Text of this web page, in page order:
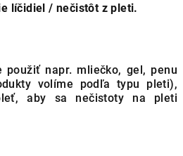
líčidiel / nečistôt z pleti.
použiť napr. mliečko, gel, penu
volíme podľa typu pleti),
aby sa nečistoty na pleti